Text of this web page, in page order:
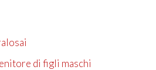
di figli maschi